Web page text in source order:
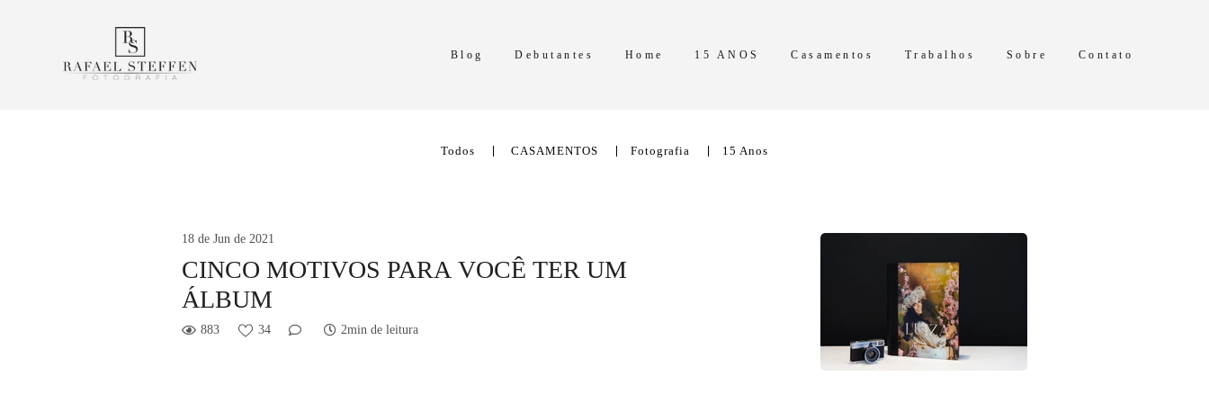
Blog Debutantes Home 15 ANOS Casamentos Trabalhos Sobre Contato
Todos CASAMENTOS Fotografia 15 Anos
18 de Jun de 2021
CINCO MOTIVOS PARA VOCÊ TER UM
ÁLBUM
883 34 2min de leitura